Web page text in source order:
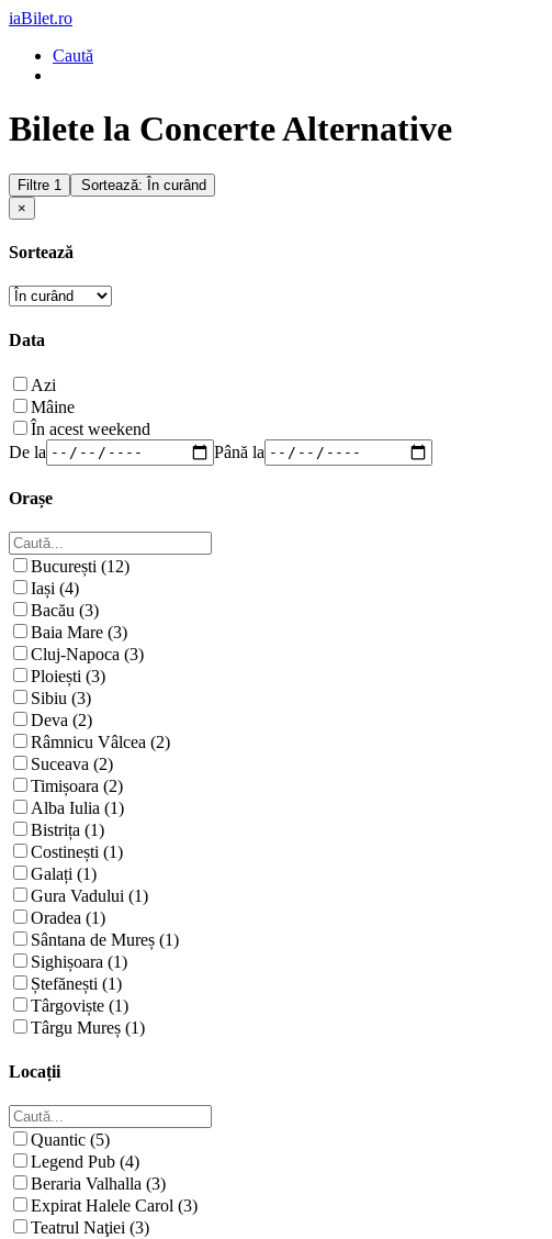
iaBilet.ro
Caută
Bilete la Concerte Alternative
Filtre 1
Sortează: În curând
×
Sortează
Data
Azi
Mâine
În acest weekend
De la
Până la
Orașe
București (12)
Iași (4)
Bacău (3)
Baia Mare (3)
Cluj-Napoca (3)
Ploiești (3)
Sibiu (3)
Deva (2)
Râmnicu Vâlcea (2)
Suceava (2)
Timișoara (2)
Alba Iulia (1)
Bistrița (1)
Costinești (1)
Galați (1)
Gura Vadului (1)
Oradea (1)
Sântana de Mureș (1)
Sighișoara (1)
Ștefănești (1)
Târgoviște (1)
Târgu Mureș (1)
Locații
Quantic (5)
Legend Pub (4)
Beraria Valhalla (3)
Expirat Halele Carol (3)
Teatrul Naţiei (3)